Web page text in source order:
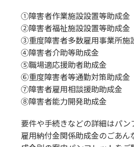
①障害者作業施設設置等助成金
②障害者福祉施設設置等助成金
③重度障害者多数雇用事業所施
④障害者介助等助成金
⑤職場適応援助者助成金
⑥重度障害者等通勤対策助成金
⑦障害者雇用相談援助助成金
⑧障害者能力開発助成金
要件や手続きなどの詳細はパン
雇用納付金関係助成金のごあん